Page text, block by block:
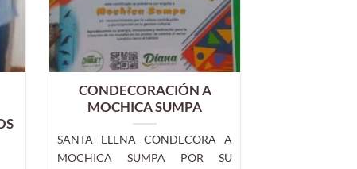
CONDECORACIÓN A
MOCHICA SUMPA
SANTA ELENA CONDECORA A
MOCHICA SUMPA POR SU